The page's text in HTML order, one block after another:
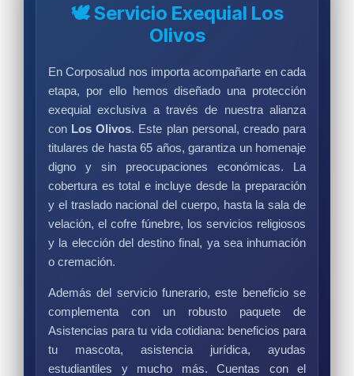
🕊️ Servicio Exequial Los
Olivos
En Corposalud nos importa acompañarte en cada
etapa, por ello hemos diseñado una protección
exequial exclusiva a través de nuestra alianza
con Los Olivos. Este plan personal, creado para
titulares de hasta 65 años, garantiza un homenaje
digno y sin preocupaciones económicas. La
cobertura es total e incluye desde la preparación
y el traslado nacional del cuerpo, hasta la sala de
velación, el cofre fúnebre, los servicios religiosos
y la elección del destino final, ya sea inhumación
o cremación.
Además del servicio funerario, este beneficio se
complementa con un robusto paquete de
Asistencias para tu vida cotidiana: beneficios para
tu mascota, asistencia jurídica, ayudas
estudiantiles y mucho más. Cuentas con el